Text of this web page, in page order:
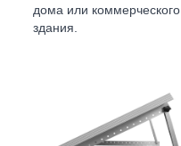
дома или коммерческого
здания.